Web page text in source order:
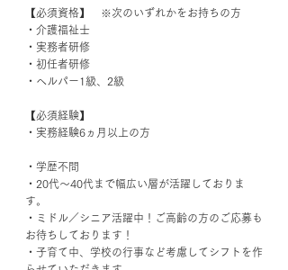
【必須資格】　※次のいずれかをお持ちの方
・介護福祉士
・実務者研修
・初任者研修
・ヘルパー1級、2級
【必須経験】
・実務経験6ヵ月以上の方
・学歴不問
・20代〜40代まで幅広い層が活躍しておりま
す。
・ミドル／シニア活躍中！ご高齢の方のご応募も
お待ちしております！
・子育て中、学校の行事など考慮してシフトを作